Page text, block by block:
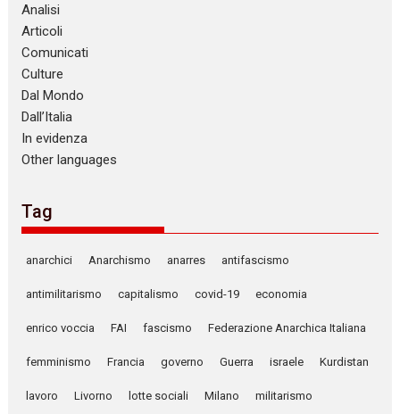
Analisi
Articoli
Comunicati
Culture
Dal Mondo
Dall’Italia
In evidenza
Other languages
Tag
anarchici Anarchismo anarres antifascismo
antimilitarismo capitalismo covid-19 economia
enrico voccia FAI fascismo Federazione Anarchica Italiana
femminismo Francia governo Guerra israele Kurdistan
lavoro Livorno lotte sociali Milano militarismo